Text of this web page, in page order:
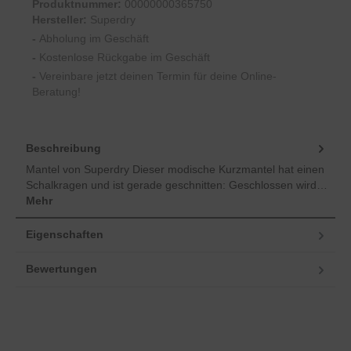
Produktnummer: 00000000365750
Hersteller: Superdry
- Abholung im Geschäft
- Kostenlose Rückgabe im Geschäft
- Vereinbare jetzt deinen Termin für deine Online-
Beratung!
Beschreibung
Mantel von Superdry Dieser modische Kurzmantel hat einen
Schalkragen und ist gerade geschnitten: Geschlossen wird…
Mehr
Eigenschaften
Bewertungen